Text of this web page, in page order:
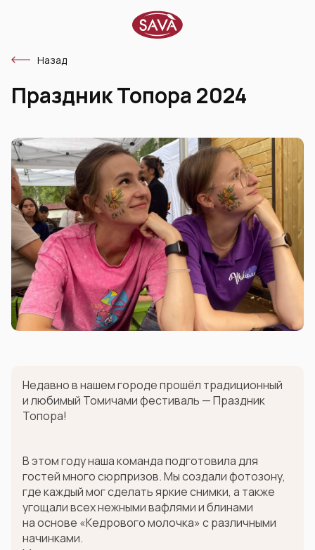
Назад
Праздник Топора 2024
Недавно в нашем городе прошёл традиционный
и любимый Томичами фестиваль — Праздник
Топора!
В этом году наша команда подготовила для
гостей много сюрпризов. Мы создали фотозону,
где каждый мог сделать яркие снимки, а также
угощали всех нежными вафлями и блинами
на основе «Кедрового молочка» с различными
начинками.